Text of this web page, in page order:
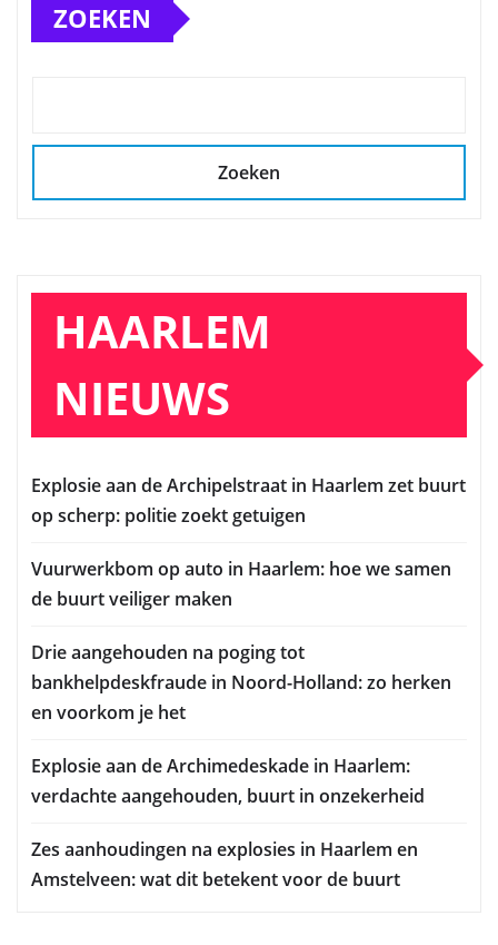
ZOEKEN
Zoeken
HAARLEM
NIEUWS
Explosie aan de Archipelstraat in Haarlem zet buurt
op scherp: politie zoekt getuigen
Vuurwerkbom op auto in Haarlem: hoe we samen
de buurt veiliger maken
Drie aangehouden na poging tot
bankhelpdeskfraude in Noord-Holland: zo herken
en voorkom je het
Explosie aan de Archimedeskade in Haarlem:
verdachte aangehouden, buurt in onzekerheid
Zes aanhoudingen na explosies in Haarlem en
Amstelveen: wat dit betekent voor de buurt